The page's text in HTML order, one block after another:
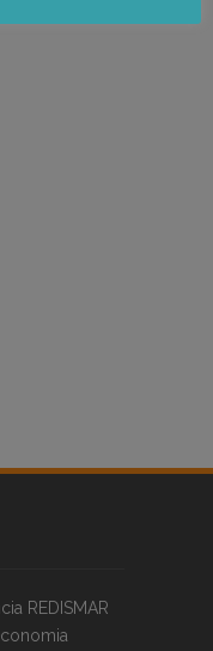
REDISMAR